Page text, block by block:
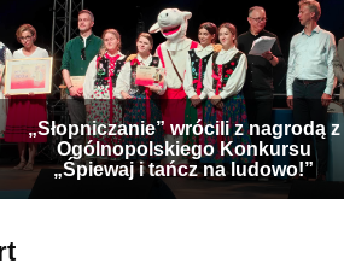
„Słopniczanie” wrócili z nagrodą z
Ogólnopolskiego Konkursu
„Śpiewaj i tańcz na ludowo!”